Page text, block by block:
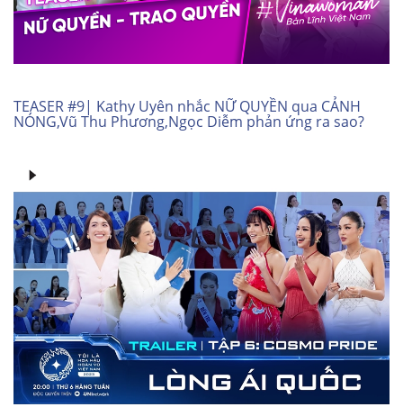
TEASER #9| Kathy Uyên nhắc NỮ QUYỀN qua CẢNH
NÓNG,Vũ Thu Phương,Ngọc Diễm phản ứng ra sao?